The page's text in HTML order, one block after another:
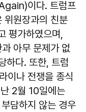
이다. 트럼프
위원장과의 친분
평가하였으며,
아무 문제가 없
하다. 또한, 트럼
이나 전쟁을 종식
2월 10일에는
담하지 않는 경우